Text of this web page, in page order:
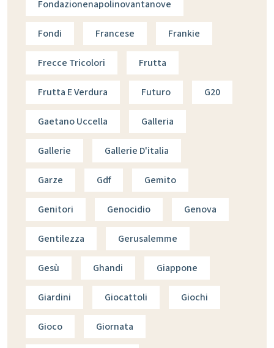
Fondazionenapolinovantanove
Fondi Francese Frankie
Frecce Tricolori Frutta
Frutta E Verdura Futuro G20
Gaetano Uccella Galleria
Gallerie Gallerie D'italia
Garze Gdf Gemito
Genitori Genocidio Genova
Gentilezza Gerusalemme
Gesù Ghandi Giappone
Giardini Giocattoli Giochi
Gioco Giornata